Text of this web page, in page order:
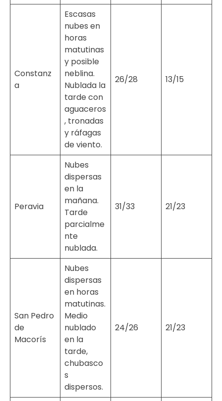
Constanz
a
Escasas
nubes en
horas
matutinas
y posible
neblina.
Nublada la
tarde con
aguaceros
, tronadas
y ráfagas
de viento.
26/28 13/15
Peravia
Nubes
dispersas
en la
mañana.
Tarde
parcialme
nte
nublada.
31/33 21/23
San Pedro
de
Macorís
Nubes
dispersas
en horas
matutinas.
Medio
nublado
en la
tarde,
chubasco
s
dispersos.
24/26 21/23